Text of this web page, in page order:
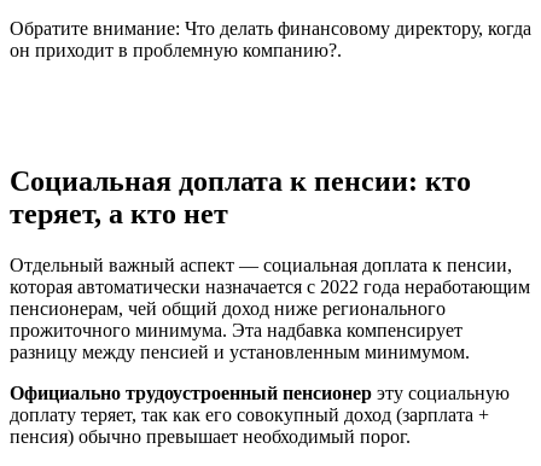
Обратите внимание: Что делать финансовому директору, когда
он приходит в проблемную компанию?.
Социальная доплата к пенсии: кто
теряет, а кто нет
Отдельный важный аспект — социальная доплата к пенсии,
которая автоматически назначается с 2022 года неработающим
пенсионерам, чей общий доход ниже регионального
прожиточного минимума. Эта надбавка компенсирует
разницу между пенсией и установленным минимумом.
Официально трудоустроенный пенсионер эту социальную
доплату теряет, так как его совокупный доход (зарплата +
пенсия) обычно превышает необходимый порог.